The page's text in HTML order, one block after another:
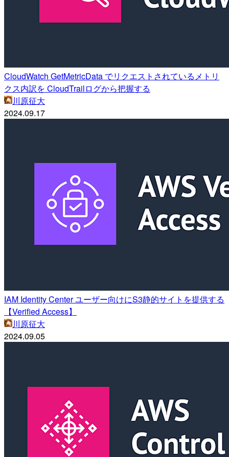
CloudWatch GetMetricData でリクエストされているメトリ
クス内訳を CloudTrailログから把握する
川原征大
2024.09.17
IAM Identity Center ユーザー向けにS3静的サイトを提供する
【Verified Access】
川原征大
2024.09.05